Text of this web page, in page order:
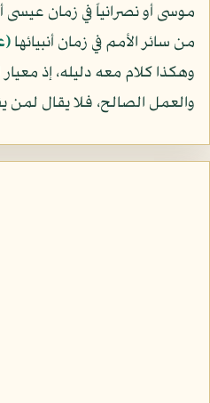
موسى أو نصرانياً في زمان
من سائر الأمم في زمان أنبيائها
وهكذا كلام معه دليله، إذ
والعمل الصالح، فلا يقال